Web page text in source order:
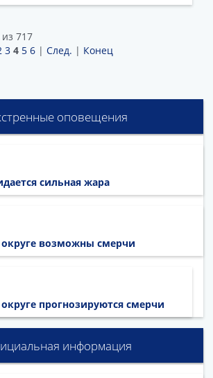
717
3 4 5 6 | След. | Конец
оповещения
сильная жара
округе возможны смерчи
прогнозируются смерчи
информация